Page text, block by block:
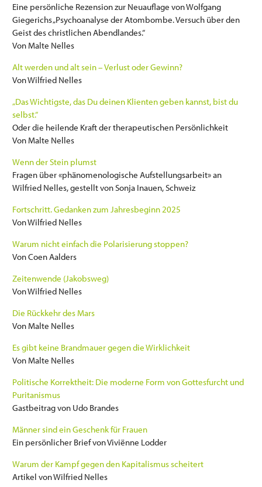
Eine persönliche Rezension zur Neuauflage von Wolfgang
Giegerichs „Psychoanalyse der Atombombe. Versuch über den
Geist des christlichen Abendlandes.“
Von Malte Nelles
Alt werden und alt sein – Verlust oder Gewinn?
Von Wilfried Nelles
„Das Wichtigste, das Du deinen Klienten geben kannst, bist du
selbst.“
Oder die heilende Kraft der therapeutischen Persönlichkeit
Von Malte Nelles
Wenn der Stein plumst
Fragen über «phänomenologische Aufstellungsarbeit» an
Wilfried Nelles, gestellt von Sonja Inauen, Schweiz
Fortschritt. Gedanken zum Jahresbeginn 2025
Von Wilfried Nelles
Warum nicht einfach die Polarisierung stoppen?
Von Coen Aalders
Zeitenwende (Jakobsweg)
Von Wilfried Nelles
Die Rückkehr des Mars
Von Malte Nelles
Es gibt keine Brandmauer gegen die Wirklichkeit
Von Malte Nelles
Politische Korrektheit: Die moderne Form von Gottesfurcht und
Puritanismus
Gastbeitrag von Udo Brandes
Männer sind ein Geschenk für Frauen
Ein persönlicher Brief von Viviënne Lodder
Warum der Kampf gegen den Kapitalismus scheitert
Artikel von Wilfried Nelles